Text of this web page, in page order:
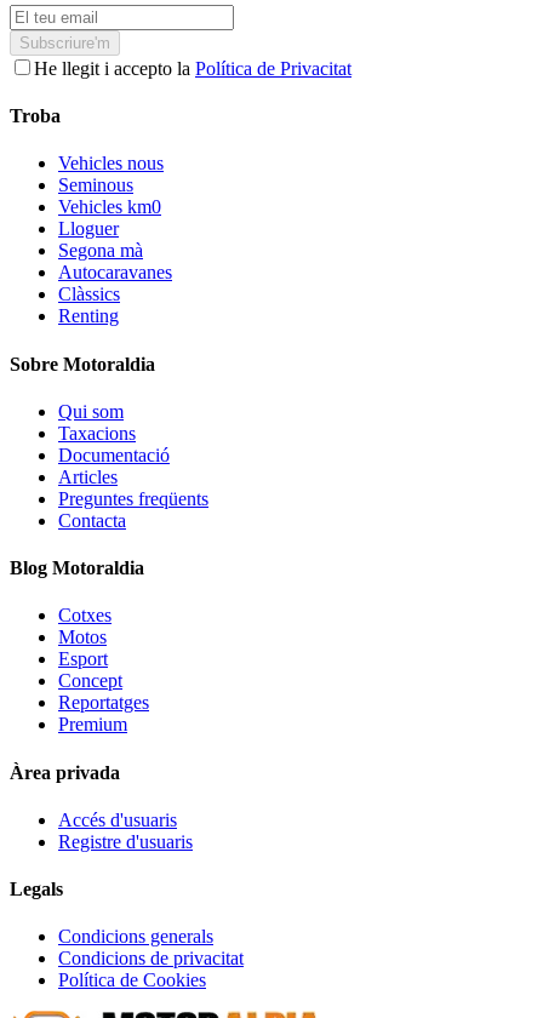
Subscriure'm
He llegit i accepto la Política de Privacitat
Troba
Vehicles nous
Seminous
Vehicles km0
Lloguer
Segona mà
Autocaravanes
Clàssics
Renting
Sobre Motoraldia
Qui som
Taxacions
Documentació
Articles
Preguntes freqüents
Contacta
Blog Motoraldia
Cotxes
Motos
Esport
Concept
Reportatges
Premium
Àrea privada
Accés d'usuaris
Registre d'usuaris
Legals
Condicions generals
Condicions de privacitat
Política de Cookies